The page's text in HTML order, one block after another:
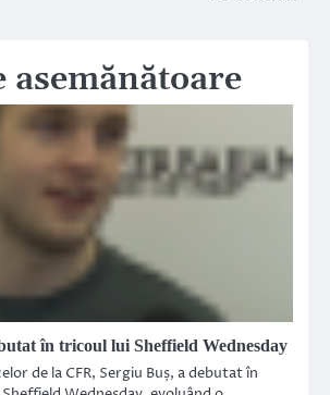
în tricoul lui Sheffield Wednesday
de la CFR, Sergiu Buș, a debutat în